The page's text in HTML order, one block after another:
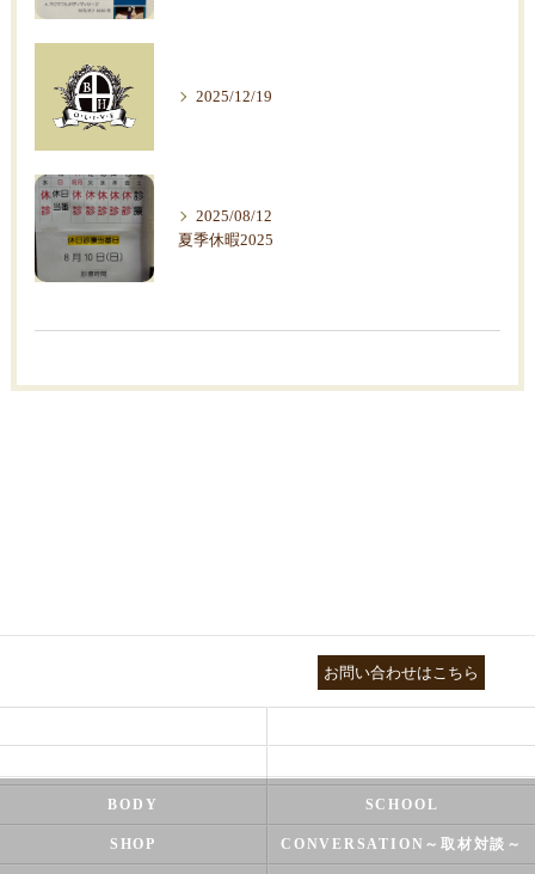
2025/12/19
2025/08/12
夏季休暇2025
お問い合わせはこちら
BODY SCHOOL
SHOP CONVERSATION～取材対談～